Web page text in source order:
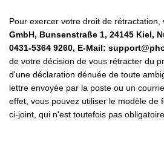
Pour exercer votre droit de rétractation,
GmbH, Bunsenstraße 1, 24145 Kiel,
0431-5364 9260, E-Mail:
de votre décision de vous rétracter du
d'une déclaration dénuée de toute
lettre envoyée par la poste ou un
effet, vous pouvez utiliser le modèle de
ci-joint, qui n'est toutefois pas obligatoire.